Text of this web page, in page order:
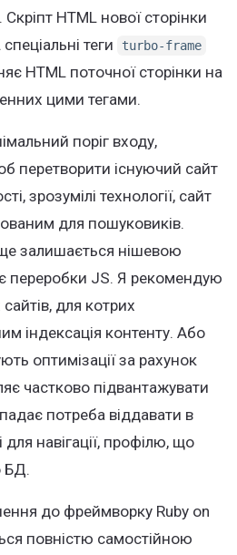
HTML нової сторінки
теги
turbo-frame
HTML поточної сторінки на
цими тегами.
поріг входу,
перетворити існуючий сайт
зрозумілі технології, сайт
для пошуковиків.
залишається нішевою
переробки JS. Я рекомендую
для котрих
індексація контенту. Або
оптимізації за рахунок
частково підвантажувати
потреба віддавати в
навігації, профілю, що
БД.
до фреймворку Ruby on
повністю самостійною